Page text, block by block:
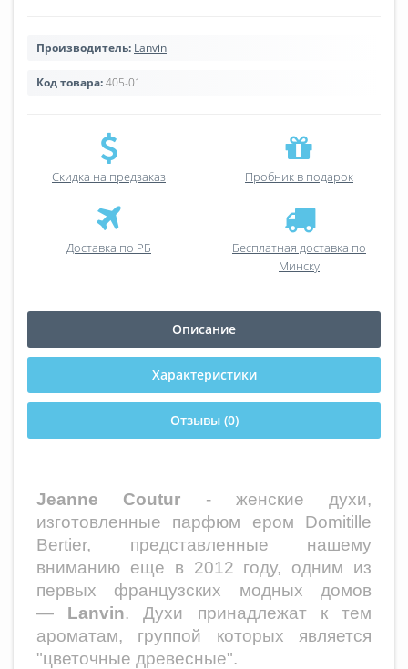
Производитель: Lanvin
Код товара:405-01
Скидка на предзаказ Пробник в подарок
Доставка по РБ
Бесплатная доставка по
Минску
Описание
Характеристики
Отзывы (0)
Jeanne Coutur - женские духи,
изготовленные парфюм ером Domitille
Bertier, представленные нашему
вниманию еще в 2012 году, одним из
первых французских модных домов
— Lanvin. Духи принадлежат к тем
ароматам, группой которых является
"цветочные древесные".